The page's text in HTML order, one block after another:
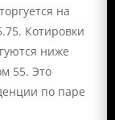
на
Котировки
ниже
55. Это
по паре